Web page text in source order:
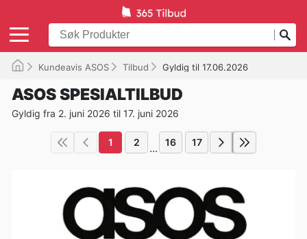
Kundeavis ASOS Tilbud Gyldig til 17.06.2026
ASOS SPESIALTILBUD
Gyldig fra 2. juni 2026 til 17. juni 2026
1 2 ... 16 17